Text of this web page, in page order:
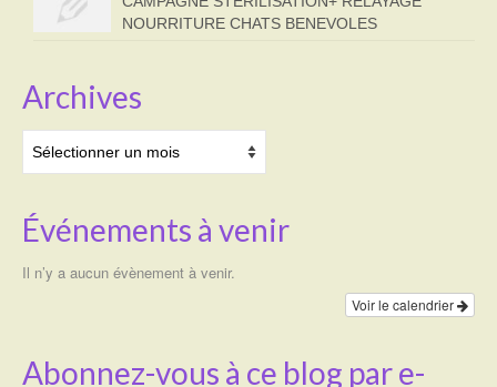
NOURRITURE CHATS BENEVOLES
Archives
Événements à venir
Il n’y a aucun évènement à venir.
Voir le calendrier
Abonnez-vous à ce blog par e-